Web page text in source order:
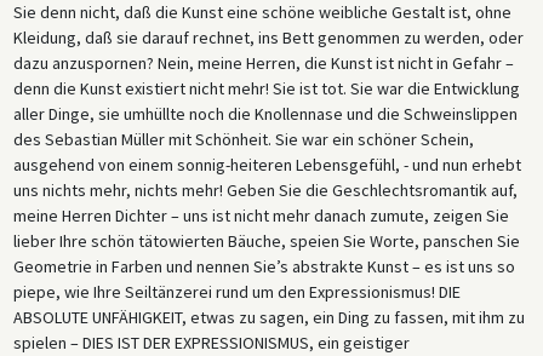
Sie denn nicht, daß die Kunst eine schöne weibliche Gestalt ist, ohne
Kleidung, daß sie darauf rechnet, ins Bett genommen zu werden, oder
dazu anzuspornen? Nein, meine Herren, die Kunst ist nicht in Gefahr –
denn die Kunst existiert nicht mehr! Sie ist tot. Sie war die Entwicklung
aller Dinge, sie umhüllte noch die Knollennase und die Schweinslippen
des Sebastian Müller mit Schönheit. Sie war ein schöner Schein,
ausgehend von einem sonnig-heiteren Lebensgefühl, - und nun erhebt
uns nichts mehr, nichts mehr! Geben Sie die Geschlechtsromantik auf,
meine Herren Dichter – uns ist nicht mehr danach zumute, zeigen Sie
lieber Ihre schön tätowierten Bäuche, speien Sie Worte, panschen Sie
Geometrie in Farben und nennen Sie’s abstrakte Kunst – es ist uns so
piepe, wie Ihre Seiltänzerei rund um den Expressionismus! DIE
ABSOLUTE UNFÄHIGKEIT, etwas zu sagen, ein Ding zu fassen, mit ihm zu
spielen – DIES IST DER EXPRESSIONISMUS, ein geistiger